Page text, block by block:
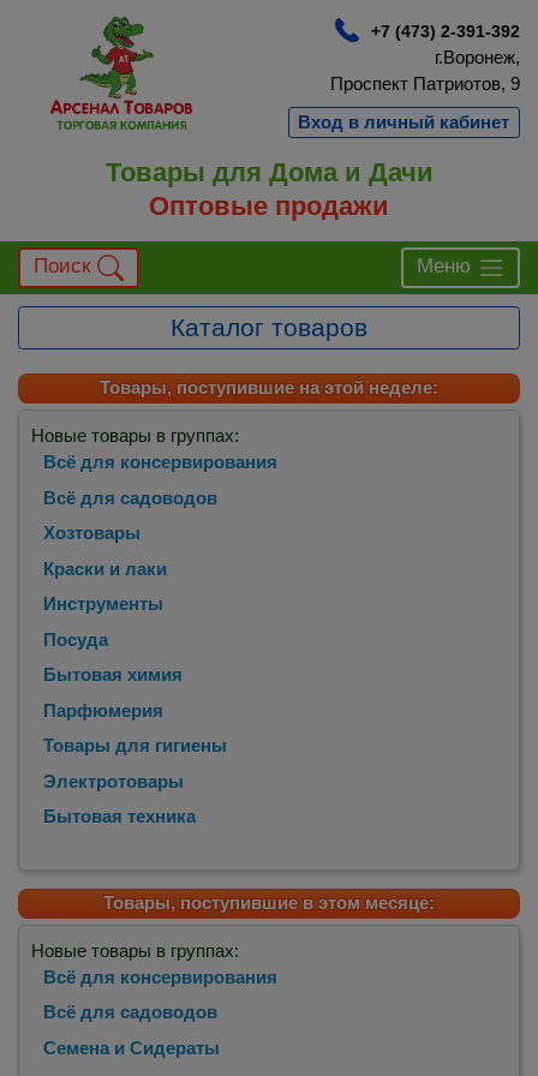
+7 (473) 2-391-392
г.Воронеж,
Проспект Патриотов, 9
Вход в личный кабинет
Товары для Дома и Дачи
Оптовые продажи
Поиск Меню
Каталог товаров
Товары, поступившие на этой неделе:
Новые товары в группах:
Всё для консервирования
Всё для садоводов
Хозтовары
Краски и лаки
Инструменты
Посуда
Бытовая химия
Парфюмерия
Товары для гигиены
Электротовары
Бытовая техника
Товары, поступившие в этом месяце:
Новые товары в группах:
Всё для консервирования
Всё для садоводов
Семена и Сидераты